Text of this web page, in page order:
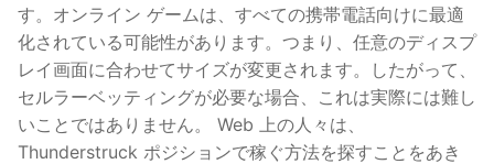
す。オンライン ゲームは、すべての携帯電話向けに最適
化されている可能性があります。つまり、任意のディスプ
レイ画面に合わせてサイズが変更されます。したがって、
セルラーベッティングが必要な場合、これは実際には難し
いことではありません。 Web 上の人々は、
Thunderstruck ポジションで稼ぐ方法を探すことをあき